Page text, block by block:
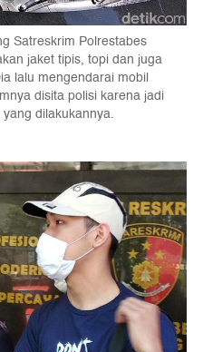
Satreskrim Polrestabes
jaket tipis, topi dan juga
lalu mengendarai mobil
disita polisi karena jadi
dilakukannya.